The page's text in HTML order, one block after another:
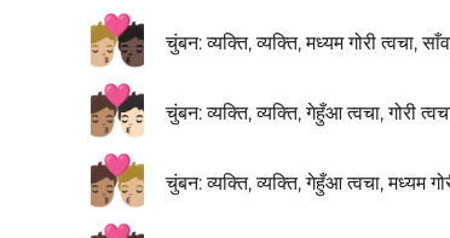
🧑🏼‍❤️‍💋‍🧑🏿 चुंबन: व्यक्ति, व्यक्ति, मध्यम गोरी त्वचा,
🧑🏽‍❤️‍💋‍🧑🏻 चुंबन: व्यक्ति, व्यक्ति, गेहुँआ त्वचा, गोरी
🧑🏽‍❤️‍💋‍🧑🏼 चुंबन: व्यक्ति, व्यक्ति, गेहुँआ त्वचा, मध्यम